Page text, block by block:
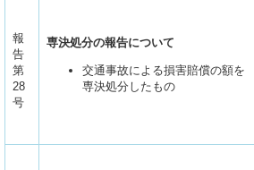
報
告
第
28
号
専決処分の報告について
交通事故による損害賠償の額を
専決処分したもの